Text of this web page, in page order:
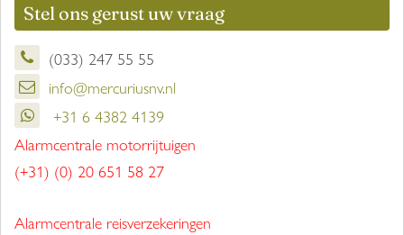
Stel ons gerust uw vraag
(033) 247 55 55
info@mercuriusnv.nl
+31 6 4382 4139
Alarmcentrale motorrijtuigen
(+31) (0) 20 651 58 27
Alarmcentrale reisverzekeringen